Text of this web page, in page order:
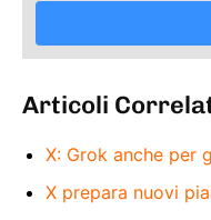
Articoli
X: Grok anche per
X prepara nuovi